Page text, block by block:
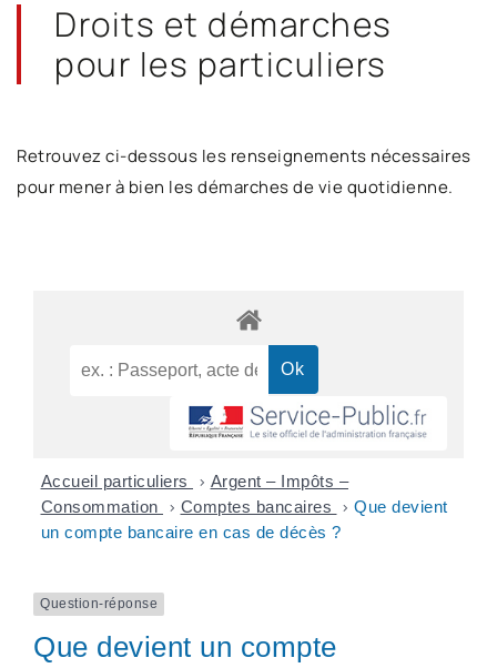
Droits et démarches
pour les particuliers
Retrouvez ci-dessous les renseignements nécessaires
pour mener à bien les démarches de vie quotidienne.
Accueil particuliers > Argent – Impôts –
Consommation
> Comptes bancaires > Que devient
un compte bancaire en cas de décès ?
Question-réponse
Que devient un compte